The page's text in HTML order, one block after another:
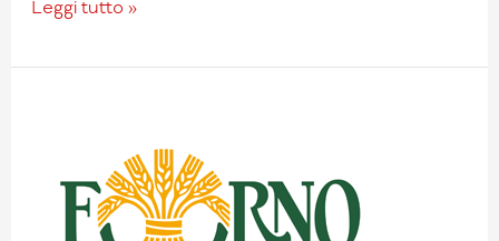
Leggi tutto »